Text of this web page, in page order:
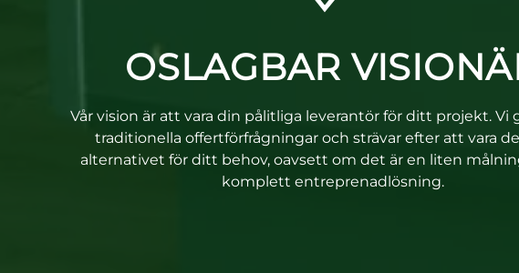
OSLAGBAR
Vår vision är att vara din pålitliga leverantör för ditt projekt. Vi
traditionella offertförfrågningar och strävar efter att vara
alternativet för ditt behov, oavsett om det är en liten
komplett entreprenadlösning.